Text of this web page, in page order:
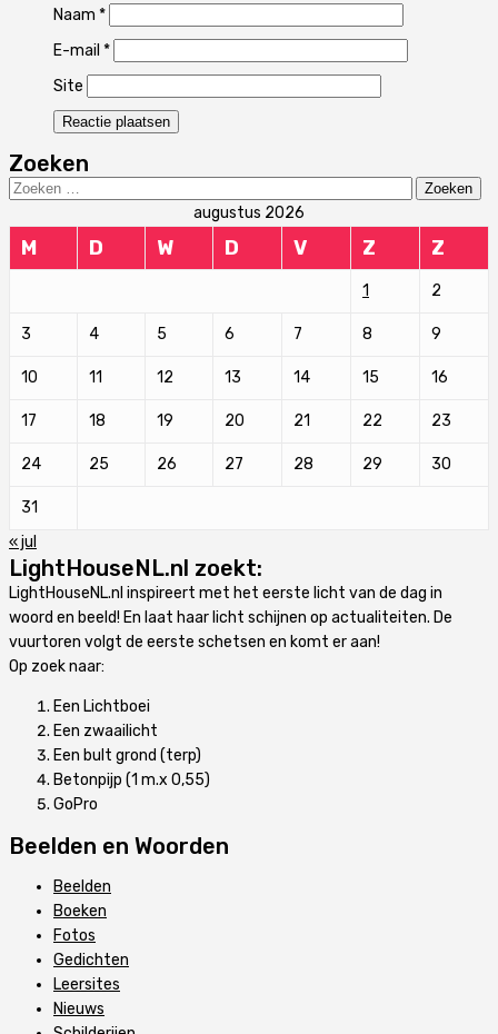
Naam *
E-mail *
Site
Zoeken
Zoeken
augustus 2026
M D W D V Z Z
1 2
3 4 5 6 7 8 9
10 11 12 13 14 15 16
17 18 19 20 21 22 23
24 25 26 27 28 29 30
31
« jul
LightHouseNL.nl zoekt:
LightHouseNL.nl inspireert met het eerste licht van de dag in
woord en beeld! En laat haar licht schijnen op actualiteiten. De
vuurtoren volgt de eerste schetsen en komt er aan!
Op zoek naar:
Een Lichtboei
Een zwaailicht
Een bult grond (terp)
Betonpijp (1 m.x 0,55)
GoPro
Beelden en Woorden
Beelden
Boeken
Fotos
Gedichten
Leersites
Nieuws